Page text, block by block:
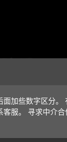
面加些数字区分。
服。 寻求中介合